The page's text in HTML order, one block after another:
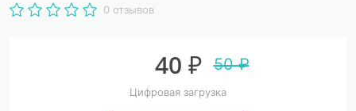
0 отзывов
40 ₽ 50 ₽
Цифровая загрузка